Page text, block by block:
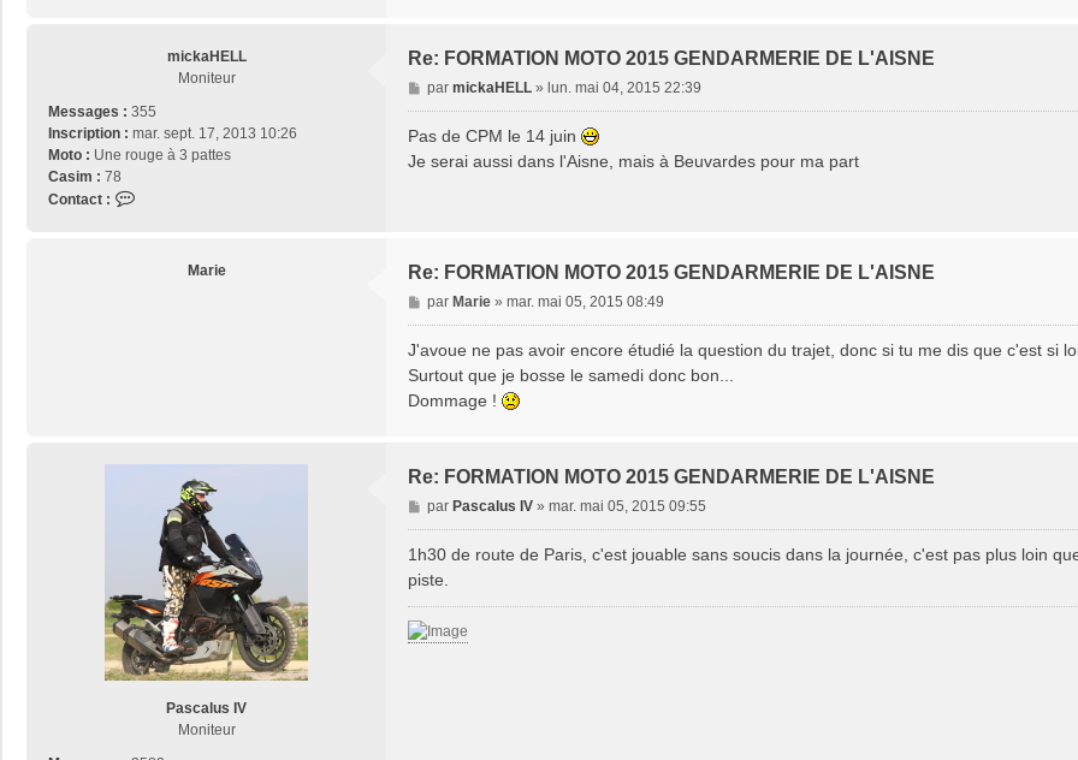
mickaHELL
Moniteur
Messages : 355
Inscription : mar. sept. 17, 2013 10:26
Moto : Une rouge à 3 pattes
Casim : 78
Contact :
Re: FORMATION MOTO 2015 GENDARMERIE DE L'AISNE
M
e
s
par mickaHELL» lun. mai 04, 2015 22:39
Pas de CPM le 14 juin
Je serai aussi dans l'Aisne, mais à Beuvardes pour ma part
Marie Re: FORMATION MOTO 2015 GENDARMERIE DE L'AISNE
M
e
s
g
par Marie» mar. mai 05, 2015 08:49
J'avoue ne pas avoir encore étudié la question du trajet, donc si tu me dis que c'est si
Surtout que je bosse le samedi donc bon...
Dommage !
Pascalus IV
Moniteur
Re: FORMATION MOTO 2015 GENDARMERIE DE L'AISNE
M
e
s
e
par Pascalus IV» mar. mai 05, 2015 09:55
1h30 de route de Paris, c'est jouable sans soucis dans la journée, c'est pas plus loin
piste.